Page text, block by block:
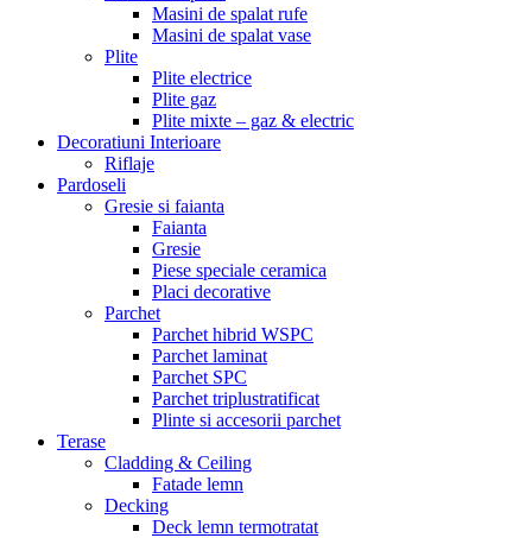
Masini de spalat rufe
Masini de spalat vase
Plite
Plite electrice
Plite gaz
Plite mixte – gaz & electric
Decoratiuni Interioare
Riflaje
Pardoseli
Gresie si faianta
Faianta
Gresie
Piese speciale ceramica
Placi decorative
Parchet
Parchet hibrid WSPC
Parchet laminat
Parchet SPC
Parchet triplustratificat
Plinte si accesorii parchet
Terase
Cladding & Ceiling
Fatade lemn
Decking
Deck lemn termotratat